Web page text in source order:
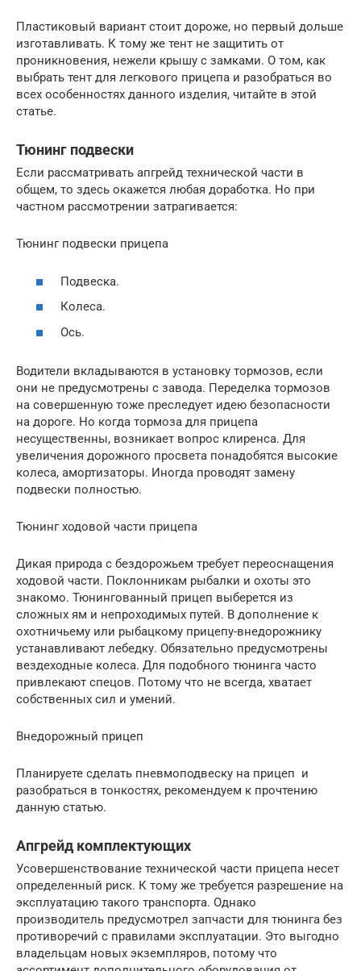
Пластиковый вариант стоит дороже, но первый дольше
изготавливать. К тому же тент не защитить от
проникновения, нежели крышу с замками. О том, как
выбрать тент для легкового прицепа и разобраться во
всех особенностях данного изделия, читайте в этой
статье.
Тюнинг подвески
Если рассматривать апгрейд технической части в
общем, то здесь окажется любая доработка. Но при
частном рассмотрении затрагивается:
Тюнинг подвески прицепа
Подвеска.
Колеса.
Ось.
Водители вкладываются в установку тормозов, если
они не предусмотрены с завода. Переделка тормозов
на совершенную тоже преследует идею безопасности
на дороге. Но когда тормоза для прицепа
несущественны, возникает вопрос клиренса. Для
увеличения дорожного просвета понадобятся высокие
колеса, амортизаторы. Иногда проводят замену
подвески полностью.
Тюнинг ходовой части прицепа
Дикая природа с бездорожьем требует переоснащения
ходовой части. Поклонникам рыбалки и охоты это
знакомо. Тюнингованный прицеп выберется из
сложных ям и непроходимых путей. В дополнение к
охотничьему или рыбацкому прицепу-внедорожнику
устанавливают лебедку. Обязательно предусмотрены
вездеходные колеса. Для подобного тюнинга часто
привлекают спецов. Потому что не всегда, хватает
собственных сил и умений.
Внедорожный прицеп
Планируете сделать пневмоподвеску на прицеп и
разобраться в тонкостях, рекомендуем к прочтению
данную статью.
Апгрейд комплектующих
Усовершенствование технической части прицепа несет
определенный риск. К тому же требуется разрешение на
эксплуатацию такого транспорта. Однако
производитель предусмотрел запчасти для тюнинга без
противоречий с правилами эксплуатации. Это выгодно
владельцам новых экземпляров, потому что